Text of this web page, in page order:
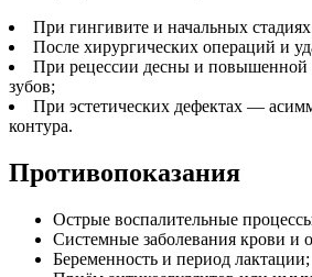
При гингивите и начальных
После хирургических операций и
При рецессии десны и повышенной
зубов;
При эстетических дефектах —
контура.
Противопоказания
Острые воспалительные
Системные заболевания крови и
Беременность и период лактации;